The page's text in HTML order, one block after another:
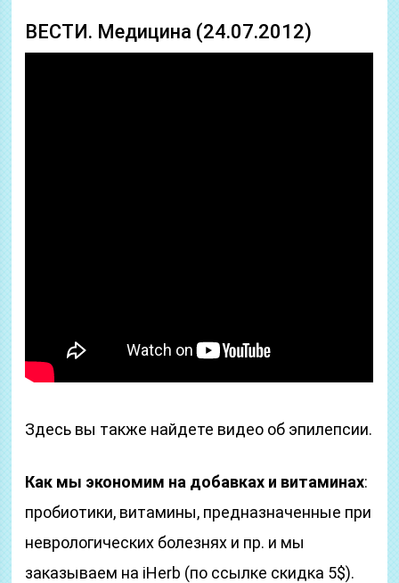
ВЕСТИ. Медицина (24.07.2012)
Здесь вы также найдете видео об эпилепсии.
Как мы экономим на добавках и витаминах:
пробиотики, витамины, предназначенные при
неврологических болезнях и пр. и мы
заказываем на iHerb (по ссылке скидка 5$).